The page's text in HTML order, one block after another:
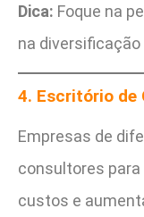
Dica: Foque na
na
4. Escritório de
Empresas de
consultores
custos e